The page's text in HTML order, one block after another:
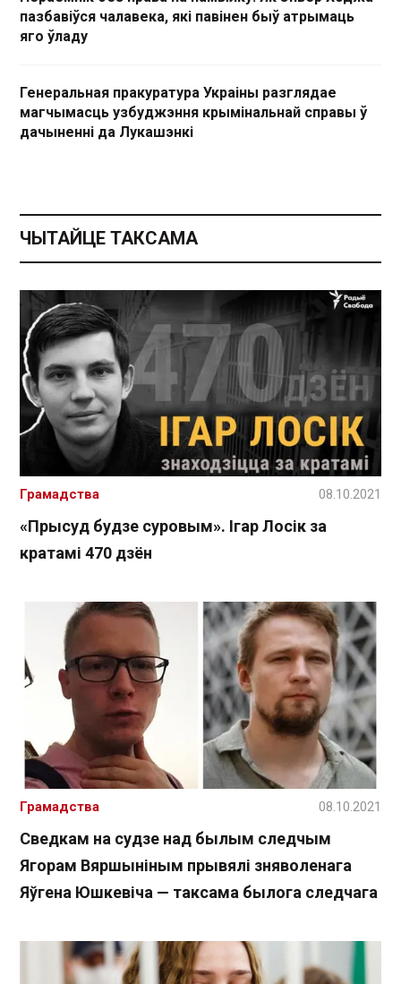
пазбавіўся чалавека, які павінен быў атрымаць
яго ўладу
Генеральная пракуратура Украіны разглядае
магчымасць узбуджэння крымінальнай справы ў
дачыненні да Лукашэнкі
ЧЫТАЙЦЕ ТАКСАМА
«Прысуд будзе суровым». Ігар Лосік за
кратамі 470 дзён
Грамадства 08.10.2021
Сведкам на судзе над былым следчым
Ягорам Вяршыніным прывялі зняволенага
Яўгена Юшкевіча — таксама былога следчага
Грамадства 08.10.2021